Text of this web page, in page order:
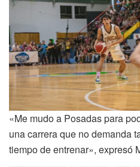
«Me mudo a Posadas para
una carrera que no demanda
tiempo de entrenar», expresó